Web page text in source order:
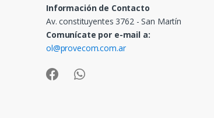
Información de Contacto
Av. constituyentes 3762 - San Martín
Comunícate por e-mail a:
ol@provecom.com.ar